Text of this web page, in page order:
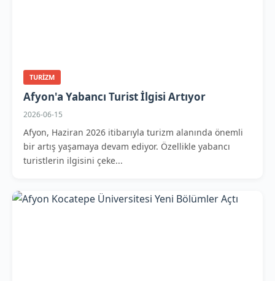
TURIZM
Afyon'a Yabancı Turist İlgisi Artıyor
2026-06-15
Afyon, Haziran 2026 itibarıyla turizm alanında önemli
bir artış yaşamaya devam ediyor. Özellikle yabancı
turistlerin ilgisini çeke...